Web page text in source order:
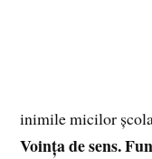
inimile micilor
Voința de sens.